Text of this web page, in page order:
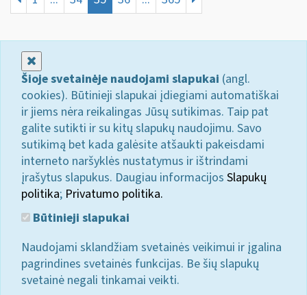
Šioje svetainėje naudojami slapukai (angl.
cookies). Būtinieji slapukai įdiegiami automatiškai
ir jiems nėra reikalingas Jūsų sutikimas. Taip pat
galite sutikti ir su kitų slapukų naudojimu. Savo
sutikimą bet kada galėsite atšaukti pakeisdami
interneto naršyklės nustatymus ir ištrindami
įrašytus slapukus. Daugiau informacijos Slapukų
politika; Privatumo politika.
Būtinieji slapukai
Naudojami sklandžiam svetainės veikimui ir įgalina
pagrindines svetainės funkcijas. Be šių slapukų
svetainė negali tinkamai veikti.